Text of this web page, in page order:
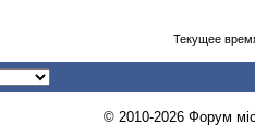
Текущее
© 2010-2026 Форум